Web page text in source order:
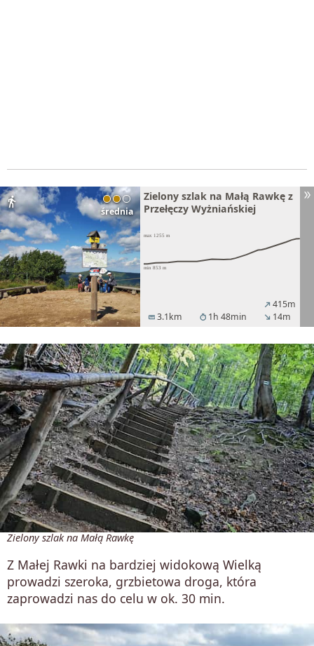
średnia
directions_walk
Zielony szlak na Małą Rawkę z
Przełęczy Wyżniańskiej
straighten 3.1km timer 1h 48min
north_east 415m
south_east 14m
Zielony szlak na Małą Rawkę
Z Małej Rawki na bardziej widokową Wielką
prowadzi szeroka, grzbietowa droga, która
zaprowadzi nas do celu w ok. 30 min.